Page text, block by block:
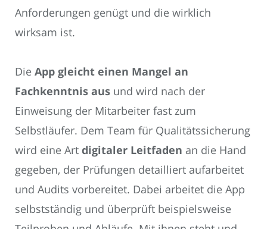
Anforderungen genügt und die wirklich
wirksam ist.
Die App gleicht einen Mangel an
Fachkenntnis aus und wird nach der
Einweisung der Mitarbeiter fast zum
Selbstläufer. Dem Team für Qualitätssicherung
wird eine Art digitaler Leitfaden an die Hand
gegeben, der Prüfungen detailliert aufarbeitet
und Audits vorbereitet. Dabei arbeitet die App
selbstständig und überprüft beispielsweise